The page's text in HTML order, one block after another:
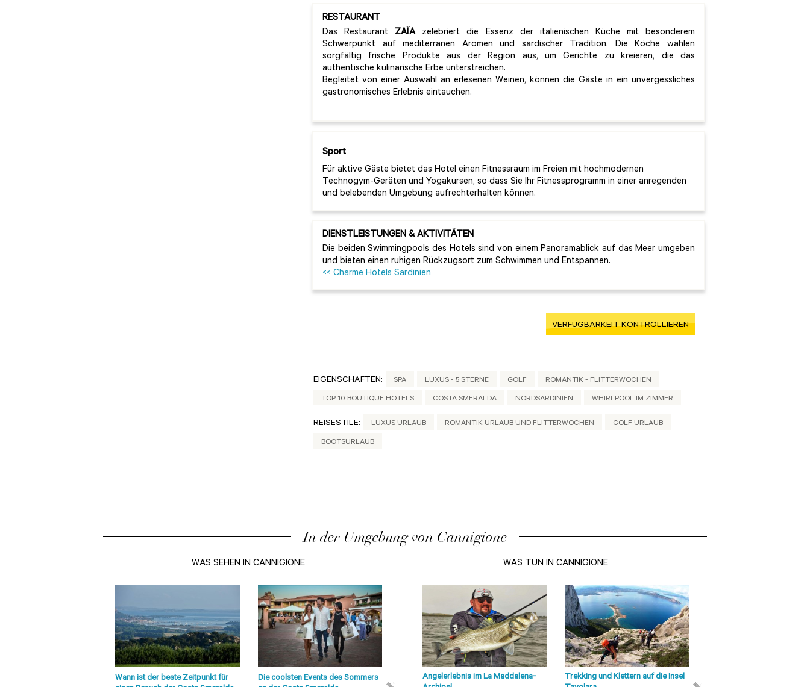
RESTAURANT
Das Restaurant ZAÏAzelebriert die Essenz der italienischen Küche mit besonderem
Schwerpunkt auf mediterranen Aromen und sardischer Tradition. Die Köche wählen
sorgfältig frische Produkte aus der Region aus, um Gerichte zu kreieren, die das
authentische kulinarische Erbe unterstreichen.
Begleitet von einer Auswahl an erlesenen Weinen, können die Gäste in ein unvergessliches
gastronomisches Erlebnis eintauchen.
Sport
Für aktive Gäste bietet das Hotel einen Fitnessraum im Freien mit hochmodernen
Technogym-Geräten und Yogakursen, so dass Sie Ihr Fitnessprogramm in einer anregenden
und belebenden Umgebung aufrechterhalten können.
DIENSTLEISTUNGEN & AKTIVITÄTEN
Die beiden Swimmingpools des Hotels sind von einem Panoramablick auf das Meer umgeben
und bieten einen ruhigen Rückzugsort zum Schwimmen und Entspannen.
<< Charme Hotels Sardinien
VERFÜGBARKEIT KONTROLLIEREN
EIGENSCHAFTEN: SPA LUXUS - 5 STERNE GOLF ROMANTIK - FLITTERWOCHEN
TOP 10 BOUTIQUE HOTELS COSTA SMERALDA NORDSARDINIEN WHIRLPOOL IM ZIMMER
REISESTILE: LUXUS URLAUB ROMANTIK URLAUB UND FLITTERWOCHEN GOLF URLAUB
BOOTSURLAUB
In der Umgebung von Cannigione
WAS SEHEN IN CANNIGIONE
Wann ist der beste Zeitpunkt für
Die coolsten Events des Sommers
Strände von Olbia, Costa Smeralda
Olbia - Tempio
Sehenswürdigkeiten
San Pantaleo Der
Badetourismus ist jetzt die
wichtigste Einnahmequelle und
die Produktion von
Kunsthandwerk ist auf der ...
WAS TUN IN CANNIGIONE
Angelerlebnis im La Maddalena-
Trekking und Klettern auf die Insel